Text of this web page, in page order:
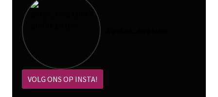
VOLG ONS OP INSTA!